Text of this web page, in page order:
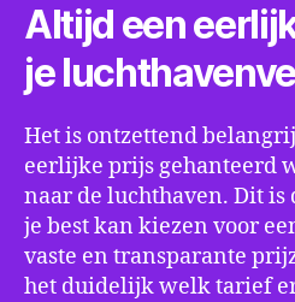
Altijd een
je
Het is ontzettend
eerlijke prijs gehanteerd
naar de luchthaven. Dit is
je best kan kiezen voor
vaste en transparante
het duidelijk welk tarief